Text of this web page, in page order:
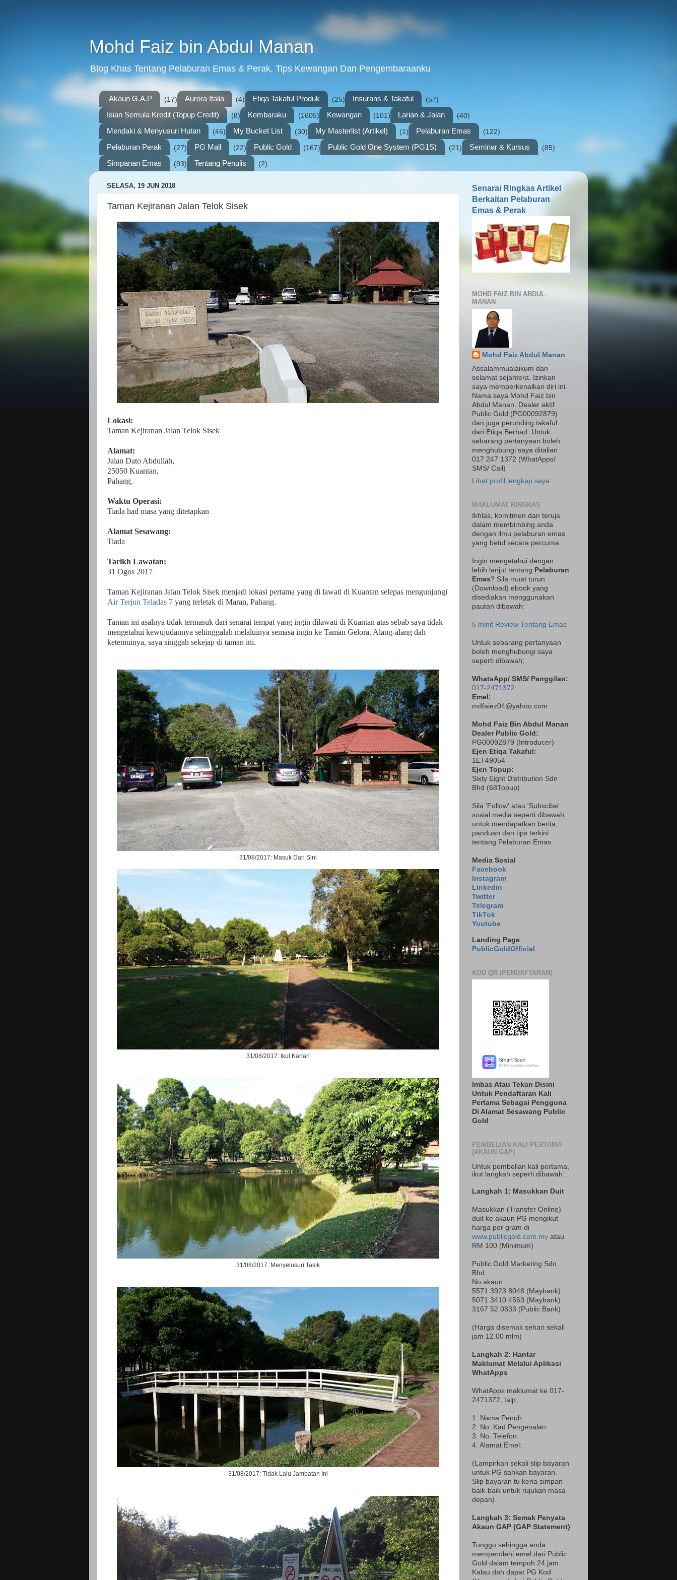
Mohd Faiz bin Abdul Manan
Blog Khas Tentang Pelaburan Emas & Perak, Tips Kewangan Dan Pengembaraanku
Akaun G.A.P (17) Aurora Italia (4) Etiqa Takaful Produk (25) Insurans & Takaful (57)
Isian Semula Kredit (Topup Credit) (8) Kembaraku (1605) Kewangan (101) Larian & Jalan (40)
Mendaki & Menyusuri Hutan (46) My Bucket List (30) My Masterlist (Artikel) (1) Pelaburan Emas (122)
Pelaburan Perak (27) PG Mall (22) Public Gold (167) Public Gold One System (PG1S) (21) Seminar & Kursus (85)
Simpanan Emas (93) Tentang Penulis (2)
SELASA, 19 JUN 2018
Taman Kejiranan Jalan Telok Sisek
Lokasi:
Taman Kejiranan Jalan Telok Sisek
Alamat:
Jalan Dato Abdullah,
25050 Kuantan,
Pahang.
Waktu Operasi:
Tiada had masa yang ditetapkan
Alamat Sesawang:
Tiada
Tarikh Lawatan:
31 Ogos 2017
Taman Kejiranan Jalan Telok Sisek menjadi lokasi pertama yang di lawati di Kuantan selepas mengunjungi
Air Terjun Teladas 7 yang terletak di Maran, Pahang.
Taman ini asalnya tidak termasuk dari senarai tempat yang ingin dilawati di Kuantan atas sebab saya tidak
mengetahui kewujudannya sehinggalah melaluinya semasa ingin ke Taman Gelora. Alang-alang dah
ketemuinya, saya singgah sekejap di taman ini.
31/08/2017: Masuk Dari Sini
31/08/2017: Ikut Kanan
31/08/2017: Menyelusuri Tasik
31/08/2017: Tidak Lalu Jambatan Ini
Senarai Ringkas Artikel
Berkaitan Pelaburan
Emas & Perak
MOHD FAIZ BIN ABDUL
MANAN
Mohd Faiz Abdul Manan
Assalammualaikum dan
selamat sejahtera. Izinkan
saya memperkenalkan diri ini.
Nama saya Mohd Faiz bin
Abdul Manan. Dealer aktif
Public Gold (PG00092879)
dan juga perunding takaful
dari Etiqa Berhad. Untuk
sebarang pertanyaan boleh
menghubungi saya ditalian
017 247 1372 (WhatApps/
SMS/ Call)
Lihat profil lengkap saya
MAKLUMAT RINGKAS
Ikhlas, komitmen dan teruja
dalam membimbing anda
dengan ilmu pelaburan emas
yang betul secara percuma.
Ingin mengetahui dengan
lebih lanjut tentang Pelaburan
Emas? Sila muat turun
(Download) ebook yang
disediakan menggunakan
pautan dibawah:
5 minit Review Tentang Emas
Untuk sebarang pertanyaan
boleh menghubungi saya
seperti dibawah;
WhatsApp/ SMS/ Panggilan:
017-2471372
Emel:
mdfaiez04@yahoo.com
Mohd Faiz Bin Abdul Manan
Dealer Public Gold:
PG00092879 ( Introducer)
Ejen Etiqa Takaful:
1ET49054
Ejen Topup:
Sixty Eight Distribution Sdn
Bhd (68Topup)
Sila 'Follow' atau 'Subscibe'
sosial media seperti dibawah
untuk mendapatkan berita,
panduan dan tips terkini
tentang Pelaburan Emas.
Media Sosial
Facebook
Instagram
Linkedin
Twitter
Telegram
TikTok
Youtube
Landing Page
PublicGoldOfficial
KOD QR (PENDAFTARAN)
Imbas Atau Tekan Disini
Untuk Pendaftaran Kali
Pertama Sebagai Pengguna
Di Alamat Sesawang Public
Gold
PEMBELIAN KALI PERTAMA
(AKAUN GAP)
Untuk pembelian kali pertama,
ikut langkah seperti dibawah:
Langkah 1: Masukkan Duit
Masukkan (Transfer Online)
duit ke akaun PG mengikut
harga per gram di
www.publicgold.com.my atau
RM 100 (Minimum)
Public Gold Marketing Sdn.
Bhd.
No akaun:
5571 3923 8048 (Maybank)
5071 3410 4563 (Maybank)
3167 52 0833 (Public Bank)
(Harga disemak sehari sekali
jam 12.00 mlm)
Langkah 2: Hantar
Maklumat Melalui Aplikasi
WhatApps
WhatApps maklumat ke 017-
2471372 , taip;
1. Nama Penuh:
2. No. Kad Pengenalan:
3. No. Telefon:
4. Alamat Emel:
(Lampirkan sekali slip bayaran
untuk PG sahkan bayaran.
Slip bayaran tu kena simpan
baik-baik untuk rujukan masa
depan)
Langkah 3: Semak Penyata
Akaun GAP (GAP Statement)
Tunggu sehingga anda
memperolehi emel dari Public
Gold dalam tempoh 24 jam.
Kalau dah dapat PG Kod